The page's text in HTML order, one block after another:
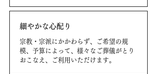
細やかな心配り
宗教・宗派にかかわらず、ご希望の規
模、予算によって、様々なご葬儀がとり
おこなえ、ご利用いただけます。